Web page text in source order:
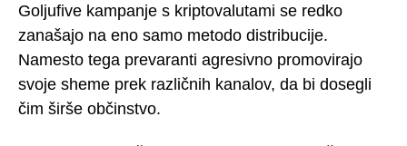
Goljufive kampanje s kriptovalutami se redko
zanašajo na eno samo metodo distribucije.
Namesto tega prevaranti agresivno promovirajo
svoje sheme prek različnih kanalov, da bi dosegli
čim širše občinstvo.